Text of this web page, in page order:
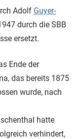
Adolf Guyer-
durch die SBB
ersetzt.
Ende der
das bereits 1875
wurde, nach
hatte
verhindert,